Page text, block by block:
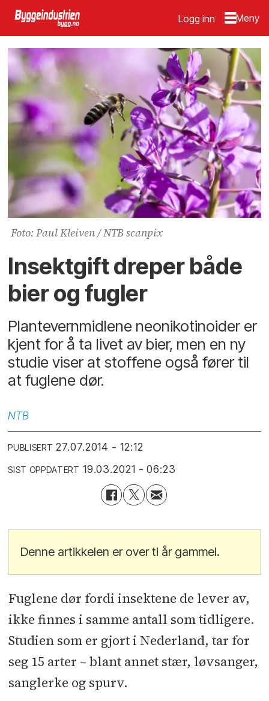
Logg inn
Foto: Paul Kleiven / NTB scanpix
Insektgift dreper både
bier og fugler
Plantevernmidlene neonikotinoider er
kjent for å ta livet av bier, men en ny
studie viser at stoffene også fører til
at fuglene dør.
NTB
PUBLISERT 27.07.2014 - 12:12
SIST OPPDATERT 19.03.2021 - 06:23
Denne artikkelen er over ti år gammel.
Fuglene dør fordi insektene de lever av,
ikke finnes i samme antall som tidligere.
Studien som er gjort i Nederland, tar for
seg 15 arter – blant annet stær, løvsanger,
sanglerke og spurv.